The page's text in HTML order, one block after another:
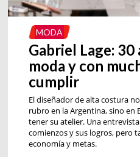
MODA
Gabriel Lage: 30
moda y con
cumplir
El diseñador de alta costura
rubro en la Argentina, sino en
tener su atelier. Una
comienzos y sus logros, pero
economía y metas.